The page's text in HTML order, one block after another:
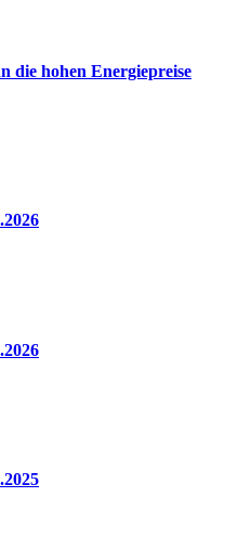
die hohen Energiepreise